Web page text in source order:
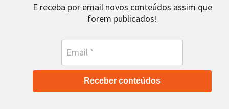
E receba por email novos conteúdos assim que
forem publicados!
Receber conteúdos